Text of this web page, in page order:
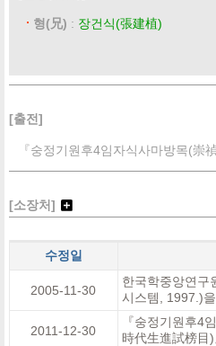
형(兄) : 장건식(張建植)
[출전]
『숭정기원후4임자식사마방목(
[소장처]
수정일
2005-11-30
한국학중앙연구
시스템, 1997.)
2011-12-30
『숭정기원후4
時代生進試榜目